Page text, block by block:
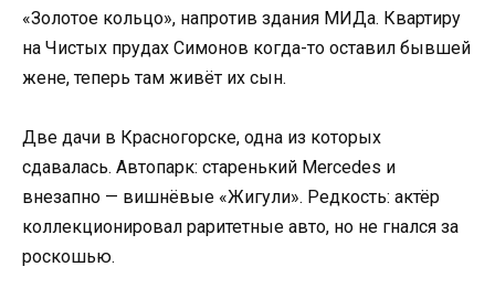
«Золотое кольцо», напротив здания МИДа. Квартиру
на Чистых прудах Симонов когда-то оставил бывшей
жене, теперь там живёт их сын.
Две дачи в Красногорске, одна из которых
сдавалась. Автопарк: старенький Mercedes и
внезапно — вишнёвые «Жигули». Редкость: актёр
коллекционировал раритетные авто, но не гнался за
роскошью.